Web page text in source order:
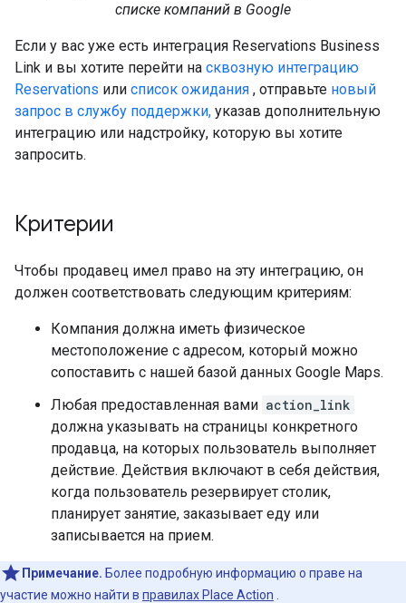
списке компаний в Google
Если у вас уже есть интеграция Reservations Business
Link и вы хотите перейти на сквозную интеграцию
Reservations или список ожидания , отправьте новый
запрос в службу поддержки, указав дополнительную
интеграцию или надстройку, которую вы хотите
запросить.
Критерии
Чтобы продавец имел право на эту интеграцию, он
должен соответствовать следующим критериям:
Компания должна иметь физическое
местоположение с адресом, который можно
сопоставить с нашей базой данных Google Maps.
Любая предоставленная вами action_link
должна указывать на страницы конкретного
продавца, на которых пользователь выполняет
действие. Действия включают в себя действия,
когда пользователь резервирует столик,
планирует занятие, заказывает еду или
записывается на прием.
Примечание. Более подробную информацию о праве на
участие можно найти в правилах Place Action